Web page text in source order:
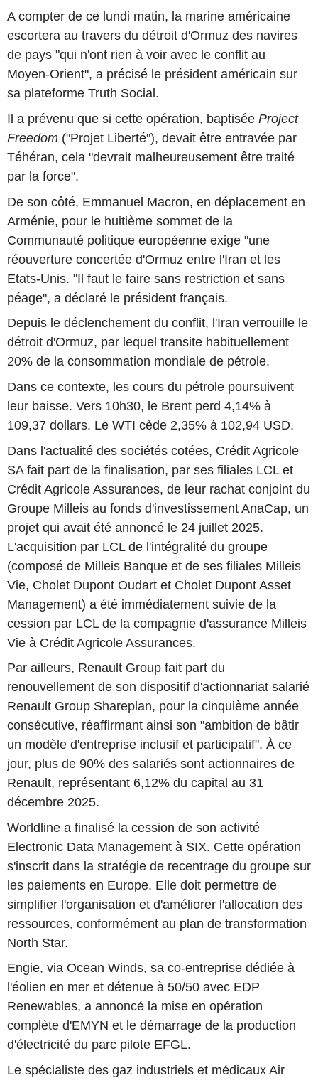
A compter de ce lundi matin, la marine américaine
escortera au travers du détroit d'Ormuz des navires
de pays "qui n'ont rien à voir avec le conflit au
Moyen-Orient", a précisé le président américain sur
sa plateforme Truth Social.
Il a prévenu que si cette opération, baptisée Project
Freedom ("Projet Liberté"), devait être entravée par
Téhéran, cela "devrait malheureusement être traité
par la force".
De son côté, Emmanuel Macron, en déplacement en
Arménie, pour le huitième sommet de la
Communauté politique européenne exige "une
réouverture concertée d'Ormuz entre l'Iran et les
Etats-Unis. "Il faut le faire sans restriction et sans
péage", a déclaré le président français.
Depuis le déclenchement du conflit, l'Iran verrouille le
détroit d'Ormuz, par lequel transite habituellement
20% de la consommation mondiale de pétrole.
Dans ce contexte, les cours du pétrole poursuivent
leur baisse. Vers 10h30, le Brent perd 4,14% à
109,37 dollars. Le WTI cède 2,35% à 102,94 USD.
Dans l'actualité des sociétés cotées, Crédit Agricole
SA fait part de la finalisation, par ses filiales LCL et
Crédit Agricole Assurances, de leur rachat conjoint du
Groupe Milleis au fonds d'investissement AnaCap, un
projet qui avait été annoncé le 24 juillet 2025.
L'acquisition par LCL de l'intégralité du groupe
(composé de Milleis Banque et de ses filiales Milleis
Vie, Cholet Dupont Oudart et Cholet Dupont Asset
Management) a été immédiatement suivie de la
cession par LCL de la compagnie d'assurance Milleis
Vie à Crédit Agricole Assurances.
Par ailleurs, Renault Group fait part du
renouvellement de son dispositif d'actionnariat salarié
Renault Group Shareplan, pour la cinquième année
consécutive, réaffirmant ainsi son "ambition de bâtir
un modèle d'entreprise inclusif et participatif". À ce
jour, plus de 90% des salariés sont actionnaires de
Renault, représentant 6,12% du capital au 31
décembre 2025.
Worldline a finalisé la cession de son activité
Electronic Data Management à SIX. Cette opération
s'inscrit dans la stratégie de recentrage du groupe sur
les paiements en Europe. Elle doit permettre de
simplifier l'organisation et d'améliorer l'allocation des
ressources, conformément au plan de transformation
North Star.
Engie, via Ocean Winds, sa co-entreprise dédiée à
l'éolien en mer et détenue à 50/50 avec EDP
Renewables, a annoncé la mise en opération
complète d'EMYN et le démarrage de la production
d'électricité du parc pilote EFGL.
Le spécialiste des gaz industriels et médicaux Air